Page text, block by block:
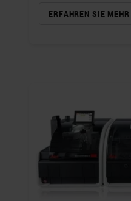
ERFAHREN SIE MEHR